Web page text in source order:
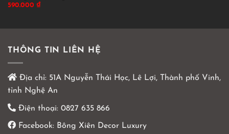
590.000 ₫
THÔNG TIN LIÊN HỆ
Địa chỉ: 51A Nguyễn Thái Học, Lê Lợi, Thành phố Vinh,
tỉnh Nghệ An
Điện thoại: 0827 635 866
Facebook: Bông Xiên Decor Luxury